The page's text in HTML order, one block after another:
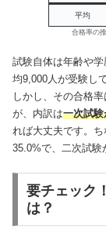
平均
合格率の推
試験自体は年齢や
均9,000人が受験し
しかし、その合格率
が、内訳は一次試
れば大丈夫です。
35.0%で、二次試験
要チェック
は？